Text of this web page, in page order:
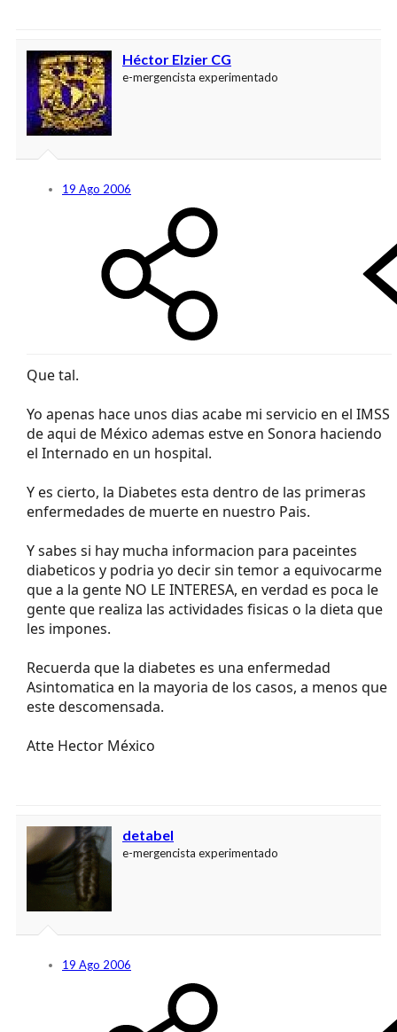
Héctor Elzier CG
e-mergencista experimentado
19 Ago 2006
Que tal.
Yo apenas hace unos dias acabe mi servicio en el IMSS
de aqui de México ademas estve en Sonora haciendo
el Internado en un hospital.
Y es cierto, la Diabetes esta dentro de las primeras
enfermedades de muerte en nuestro Pais.
Y sabes si hay mucha informacion para paceintes
diabeticos y podria yo decir sin temor a equivocarme
que a la gente NO LE INTERESA, en verdad es poca le
gente que realiza las actividades fisicas o la dieta que
les impones.
Recuerda que la diabetes es una enfermedad
Asintomatica en la mayoria de los casos, a menos que
este descomensada.
Atte Hector México
detabel
e-mergencista experimentado
19 Ago 2006